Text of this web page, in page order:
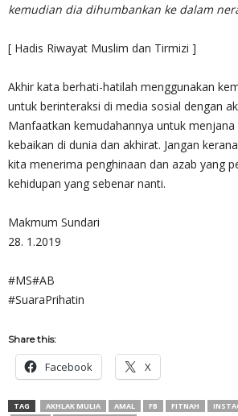
kemudian dia dihumbankan ke dalam
[ Hadis Riwayat Muslim dan Tirmizi ]
Akhir kata berhati-hatilah menggunakan
untuk berinteraksi di media sosial dengan
Manfaatkan kemudahannya untuk
kebaikan di dunia dan akhirat. Jangan
kita menerima penghinaan dan azab yang
kehidupan yang sebenar nanti.
Makmum Sundari
28. 1.2019
#MS#AB
#SuaraPrihatin
Share this:
Facebook X
TAG AKHLAK MULIA AMAL FB FITNAH